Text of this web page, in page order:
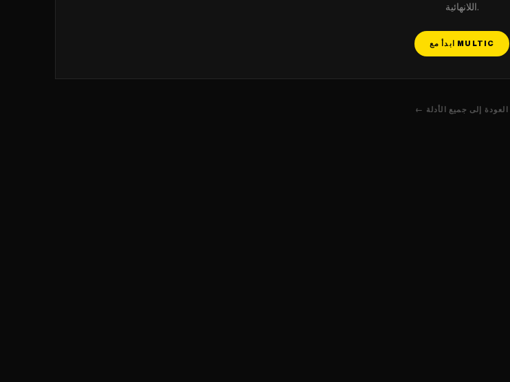
اللانهائية.
ابدأ مع MULTIC
← العودة إلى جميع الأدلة